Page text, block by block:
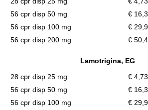
56 cpr disp 50 mg
€
56 cpr disp 100 mg
€
56 cpr disp 200 mg
€
Lamotrigina, EG
28 cpr disp 25 mg
€ 4,73
56 cpr disp 50 mg
€
56 cpr disp 100 mg
€